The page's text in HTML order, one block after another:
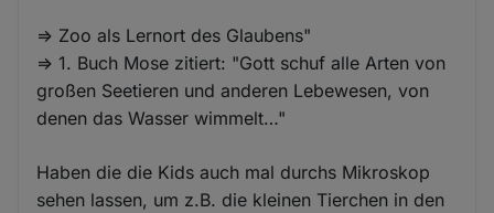
=> Zoo als Lernort des Glaubens"
=> 1. Buch Mose zitiert: "Gott schuf alle Arten von
großen Seetieren und anderen Lebewesen, von
denen das Wasser wimmelt…"
Haben die die Kids auch mal durchs Mikroskop
sehen lassen, um z.B. die kleinen Tierchen in den